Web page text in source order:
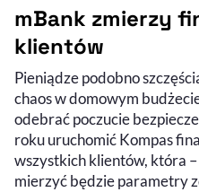
mBank zmierzy
klientów
Pieniądze podobno
chaos w domowym
odebrać poczucie
roku uruchomić Kompas
wszystkich klientów, która
mierzyć będzie parametry